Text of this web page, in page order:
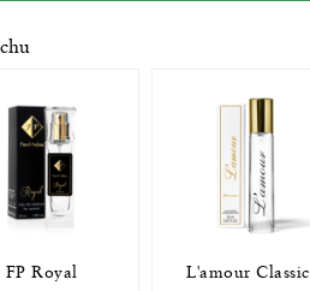
FP Royal L'amour Classic